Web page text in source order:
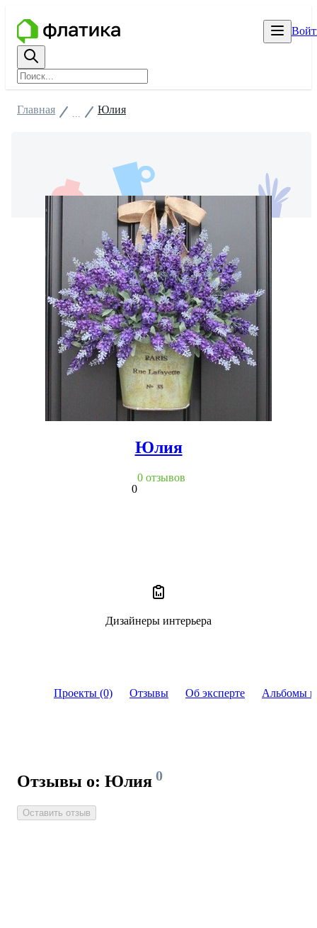
Проекты (0) Отзывы Об эксперте Альбомы
Отзывы о: Юлия 0
Оставить отзыв
Главная Юлия
Юлия
0
0 отзывов
Дизайнеры интерьера